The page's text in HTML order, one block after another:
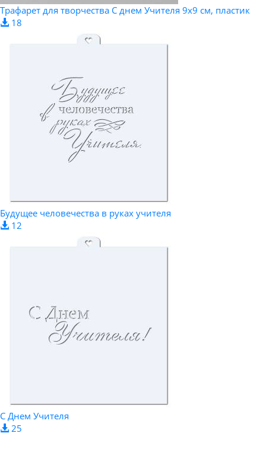
Трафарет для творчества С днем Учителя 9х9 см, пластик
18
Будущее человечества в руках учителя
12
С Днем Учителя
25